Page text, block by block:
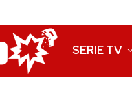
SERIE TV